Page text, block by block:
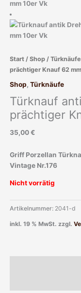
Start / Shop / Türknäufe
prächtiger Knauf 62
Shop, Türknäufe
Türknauf
prächtiger
35,00€
Griff Porzellan
Vintage Nr.176
Nicht vorrätig
Artikelnummer: 2041-d
inkl. 19 % MwSt. zzgl.